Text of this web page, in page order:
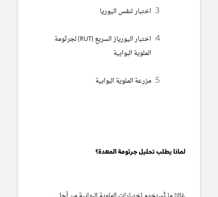
اختبار تنفس اليوريا
اختبار اليورياز السريع (RUT) لجرثومة
الملوية البوابية
مزرعة الملوية البوابية
لماذا يطلب تحليل جرثومة المعدة؟